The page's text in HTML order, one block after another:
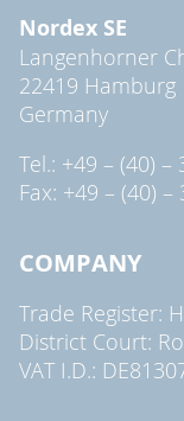
Nordex SE
Langenhorner
22419 Hamburg
Germany
Tel.: +49 – (40) –
Fax: +49 – (40) –
COMPANY
Trade Register:
District Court:
VAT I.D.: